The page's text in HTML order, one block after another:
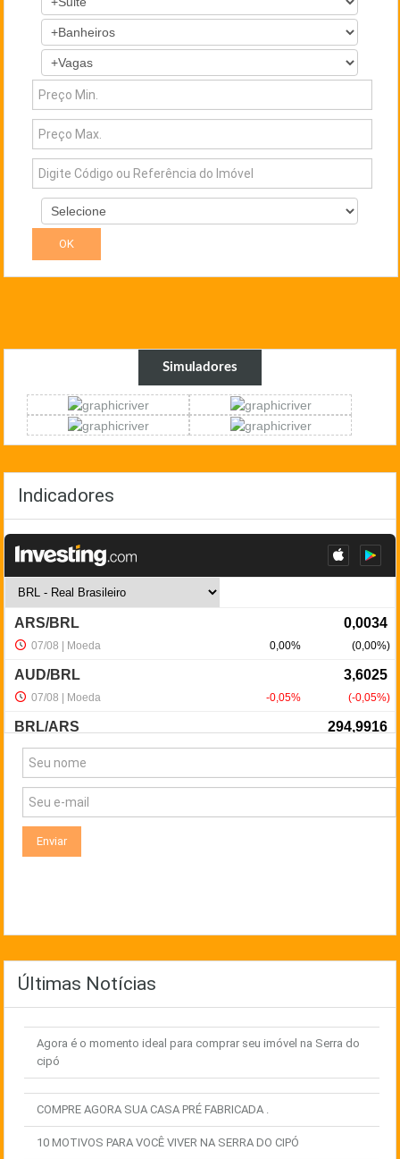
Simuladores
Indicadores
NewsLetter
Últimas Notícias
Agora é o momento ideal para comprar seu imóvel na Serra do
cipó
COMPRE AGORA SUA CASA PRÉ FABRICADA .
10 MOTIVOS PARA VOCÊ VIVER NA SERRA DO CIPÓ